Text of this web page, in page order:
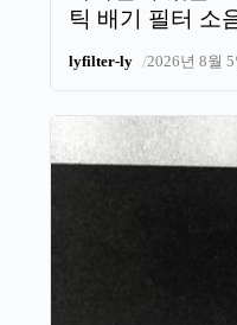
틱 배기 필터 소
lyfilter-ly /2026년 8월 5